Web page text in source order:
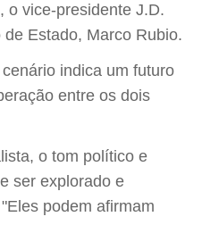
o vice-presidente J.D.
Estado, Marco Rubio.
indica um futuro
entre os dois
o tom político e
ser explorado e
podem afirmam